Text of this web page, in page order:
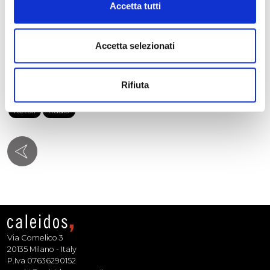
Accetta tutti
Accetta selezionati
Rifiuta
Retail
Radio
Via Comelico 3
20135 Milano - Italy
P.Iva 07636290152